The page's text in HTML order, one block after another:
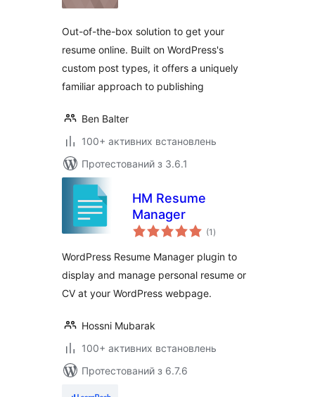
Out-of-the-box solution to get your
resume online. Built on WordPress's
custom post types, it offers a uniquely
familiar approach to publishing
Ben Balter
100+ активних встановлень
Протестований з 3.6.1
HM Resume
Manager
(1 загальний
рейтинг
)
WordPress Resume Manager plugin to
display and manage personal resume or
CV at your WordPress webpage.
Hossni Mubarak
100+ активних встановлень
Протестований з 6.7.6